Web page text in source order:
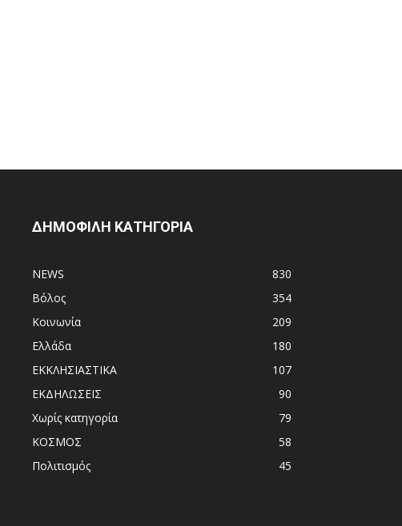
ΔΗΜΟΦΙΛΗ ΚΑΤΗΓΟΡΙΑ
NEWS
830
Βόλος
354
Κοινωνία
209
Ελλάδα
180
ΕΚΚΛΗΣΙΑΣΤΙΚΑ
107
ΕΚΔΗΛΩΣΕΙΣ
90
Χωρίς κατηγορία
79
ΚΟΣΜΟΣ
58
Πολιτισμός
45